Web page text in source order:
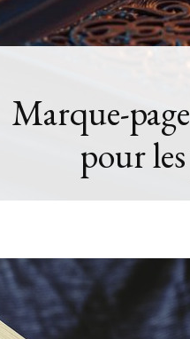
Les clins
: quand